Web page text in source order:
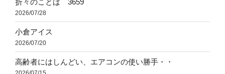
折々のことば 3659
2026/07/28
小倉アイス
2026/07/20
高齢者にはしんどい、エアコンの使い勝手・・